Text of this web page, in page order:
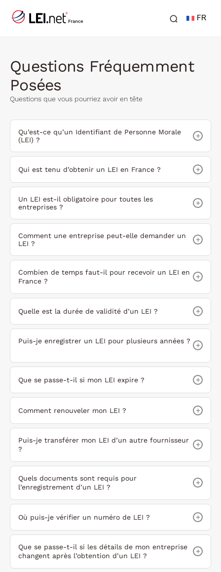
FR
Questions Fréquemment
Posées
Questions que vous pourriez avoir en tête
Qu’est-ce qu’un Identifiant de Personne Morale
(LEI) ?
+
Qui est tenu d’obtenir un LEI en France ? +
Un LEI est-il obligatoire pour toutes les
entreprises ?
+
Comment une entreprise peut-elle demander un
LEI ?
+
Combien de temps faut-il pour recevoir un LEI en
France ?
+
Quelle est la durée de validité d’un LEI ? +
Puis-je enregistrer un LEI pour plusieurs années ?
+
Que se passe-t-il si mon LEI expire ? +
Comment renouveler mon LEI ? +
Puis-je transférer mon LEI d’un autre fournisseur
?
+
Quels documents sont requis pour
l’enregistrement d’un LEI ?
+
Où puis-je vérifier un numéro de LEI ? +
Que se passe-t-il si les détails de mon entreprise
changent après l’obtention d’un LEI ?
+